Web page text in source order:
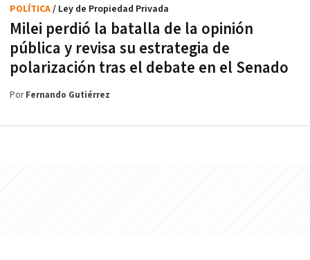
Milei perdió la batalla de la opinión
pública y revisa su estrategia de
polarización tras el debate en el Senado
POLÍTICA/ Ley de Propiedad Privada
PorFernando Gutiérrez